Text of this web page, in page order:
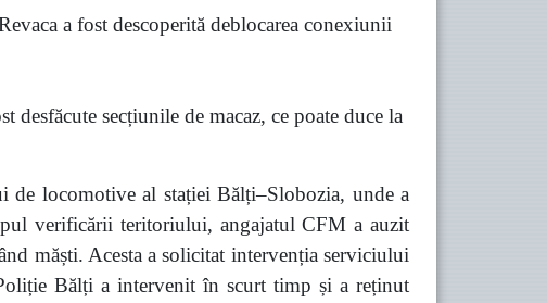
a fost descoperită deblocarea conexiunii
secțiunile de macaz, ce poate duce la
locomotive al stației Bălți–Slobozia, unde a
verificării teritoriului, angajatul CFM a auzit
măști. Acesta a solicitat intervenția serviciului
Bălți a intervenit în scurt timp și a reținut